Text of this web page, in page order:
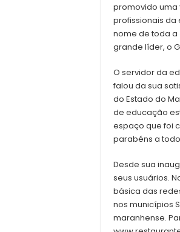
promovido uma
profissionais da
nome de toda
grande líder, o
O servidor da
falou da sua
do Estado do
de educação
espaço que foi
parabéns a
Desde sua
seus usuários.
básica das
nos municípios
maranhense.